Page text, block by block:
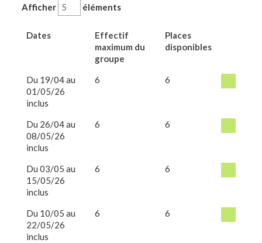
Afficher éléments
Dates
Effectif
maximum du
groupe
Places
disponibles
Du 19/04 au
01/05/26
inclus
6 6
Du 26/04 au
08/05/26
inclus
6 6
Du 03/05 au
15/05/26
inclus
6 6
Du 10/05 au
22/05/26
inclus
6 6